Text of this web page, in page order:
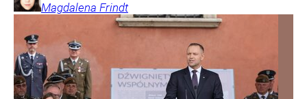
Magdalena Frindt